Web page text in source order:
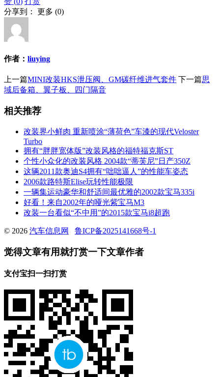
分享到： 更多 (0)
作者： liuying
上一篇MINI改装HKS泄压阀、GM碳纤维进气套件 下一篇思
域后备箱、翼子板、四门隔音
相关推荐
改装界小鲜肉 重新喷涂“薄荷色”车漆的现代Veloster
Turbo
拥有“胖胖宽体版”改装风格的福特福克斯ST
个性小众化的改装风格 2004款“蒂芙尼”日产350Z
这辆2011款奥迪S4拥有“咄咄逼人”的性能车姿态
2006款路特斯Elise玩转性能极限
一辆集运动豪华和舒适间最优雅的2002款宝马335i
好看！来自2002年的哑光紫宝马M3
改装一台看似“不中用”的2015款宝马i8超跑
© 2026 汽车信息网 鲁ICP备2025141668号-1
觉得文章有用就打赏一下文章作者
支付宝扫一扫打赏